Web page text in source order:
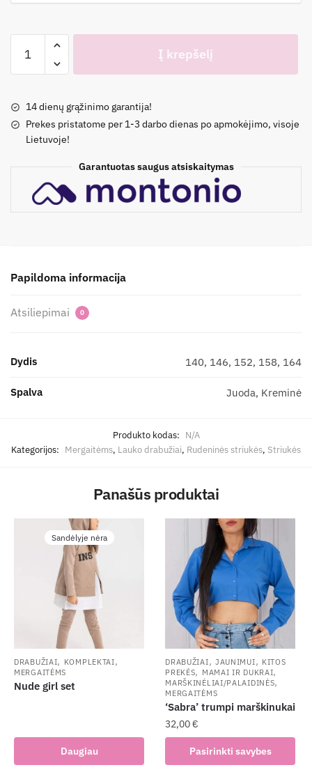
kiekis:
Oversize
140-
164
Į krepšelį
14 dienų grąžinimo garantija!
Prekes pristatome per 1-3 darbo dienas po apmokėjimo, visoje
Lietuvoje!
Garantuotas saugus atsiskaitymas
Papildoma informacija
Atsiliepimai 0
Dydis 140, 146, 152, 158, 164
Spalva Juoda, Kreminė
Produkto kodas: N/A
Kategorijos: Mergaitėms, Lauko drabužiai, Rudeninės striukės, Striukės
Panašūs produktai
Sandėlyje nėra
DRABUŽIAI, KOMPLEKTAI,
MERGAITĖMS
Nude girl set
Daugiau
DRABUŽIAI, JAUNIMUI, KITOS
PREKĖS, MAMAI IR DUKRAI,
MARŠKINĖLIAI/PALAIDINĖS,
MERGAITĖMS
‘Sabra’ trumpi marškinukai
32,00€
Pasirinkti savybes
product